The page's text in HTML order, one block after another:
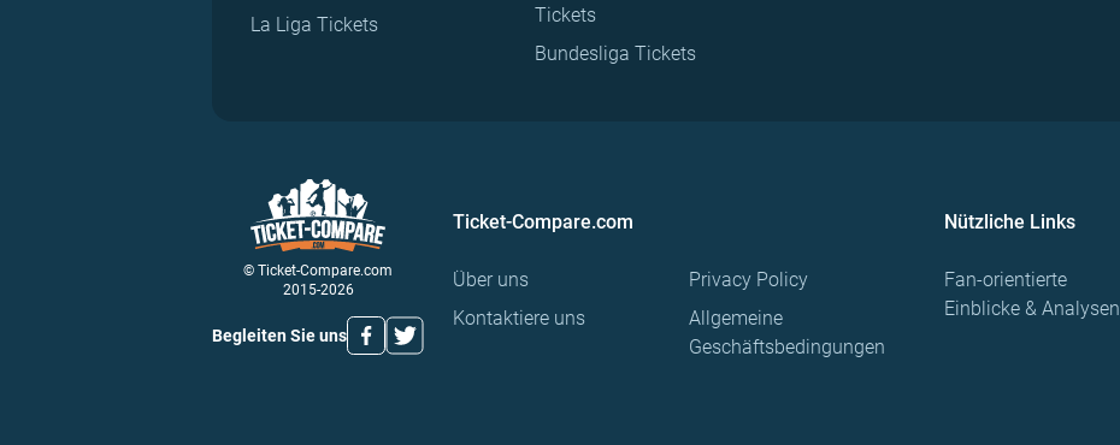
La Liga Tickets
Tickets
Bundesliga Tickets
© Ticket-Compare.com
2015-2026
Begleiten Sie uns
Ticket-Compare.com
Über uns
Kontaktiere uns
Privacy Policy
Allgemeine
Geschäftsbedingungen
Nützliche Links
Fan-orientierte
Einblicke & Analysen